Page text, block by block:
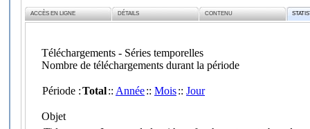
ACCÈS EN LIGNE DÉTAILS CONTENU